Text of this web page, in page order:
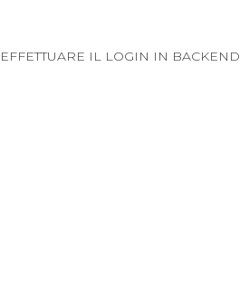
EFFETTUARE IL LOGIN IN BACKEND